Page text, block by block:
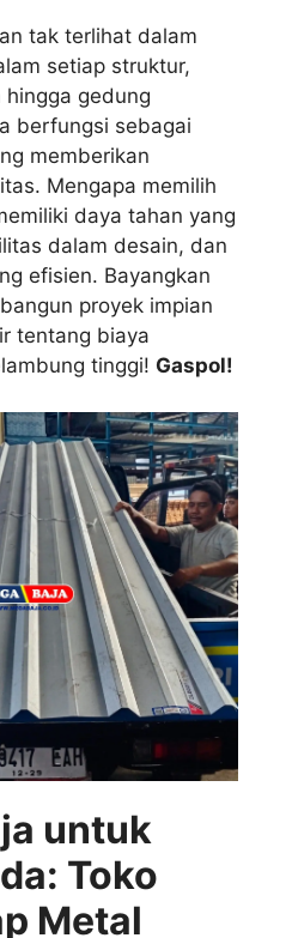
tak terlihat dalam
setiap struktur,
gedung
berfungsi sebagai
memberikan
Mengapa memilih
daya tahan yang
dalam desain, dan
efisien. Bayangkan
proyek impian
tentang biaya
tinggi! Gaspol!
untuk
Toko
Metal